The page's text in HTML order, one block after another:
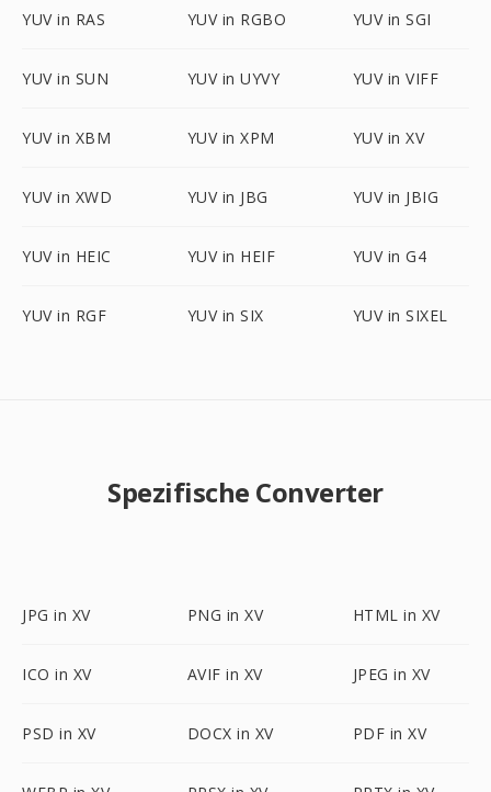
YUV in RAS YUV in RGBO YUV in SGI
YUV in SUN YUV in UYVY YUV in VIFF
YUV in XBM YUV in XPM YUV in XV
YUV in XWD YUV in JBG YUV in JBIG
YUV in HEIC YUV in HEIF YUV in G4
YUV in RGF YUV in SIX YUV in SIXEL
Spezifische Converter
JPG in XV PNG in XV HTML in XV
ICO in XV AVIF in XV JPEG in XV
PSD in XV DOCX in XV PDF in XV